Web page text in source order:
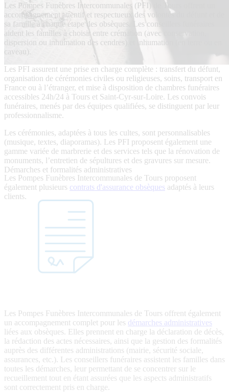
Les Pompes Funèbres Intercommunales (PFI) de Tours offrent un
accompagnement attentif et respectueux des volontés du défunt et de
sa famille à chaque étape des obsèques. Les conseillers funéraires
aident les familles à choisir entre crémation (avec conservation,
dispersion ou inhumation des cendres) et inhumation (en terre ou en
caveau).
Les PFI assurent une prise en charge complète : transfert du défunt,
organisation de cérémonies civiles ou religieuses, soins, transport en
France ou à l’étranger, et mise à disposition de chambres funéraires
accessibles 24h/24 à Tours et Saint-Cyr-sur-Loire. Les convois
funéraires, menés par des équipes qualifiées, se distinguent par leur
professionnalisme.
Les cérémonies, adaptées à tous les cultes, sont personnalisables
(musique, textes, diaporamas). Les PFI proposent également une
gamme variée de marbrerie et des services tels que la rénovation de
monuments, l’entretien de sépultures et des gravures sur mesure.
Les Pompes Funèbres Intercommunales de Tours proposent
également plusieurs contrats d'assurance obsèques adaptés à leurs
clients.
Démarches et formalités administratives
Les Pompes Funèbres Intercommunales de Tours offrent également
un accompagnement complet pour les démarches administratives
liées aux obsèques. Elles prennent en charge la déclaration de décès,
la rédaction des actes nécessaires, ainsi que la gestion des formalités
auprès des différentes administrations (mairie, sécurité sociale,
assurances, etc.). Les conseillers funéraires assistent les familles dans
toutes les démarches, leur permettant de se concentrer sur le
recueillement tout en étant assurées que les aspects administratifs
sont correctement pris en charge.